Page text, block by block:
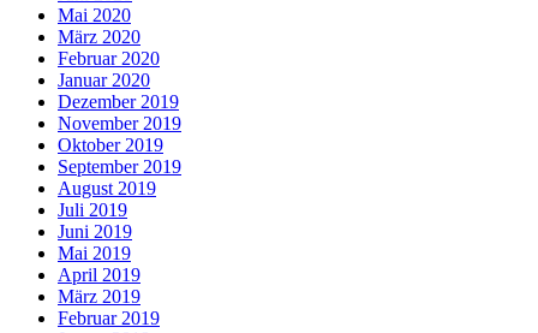
Mai 2020
März 2020
Februar 2020
Januar 2020
Dezember 2019
November 2019
Oktober 2019
September 2019
August 2019
Juli 2019
Juni 2019
Mai 2019
April 2019
März 2019
Februar 2019